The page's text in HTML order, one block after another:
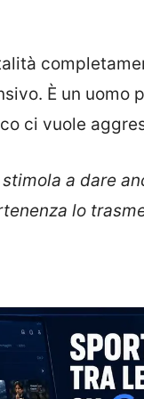
È un uomo
ci vuole
a dare
lo